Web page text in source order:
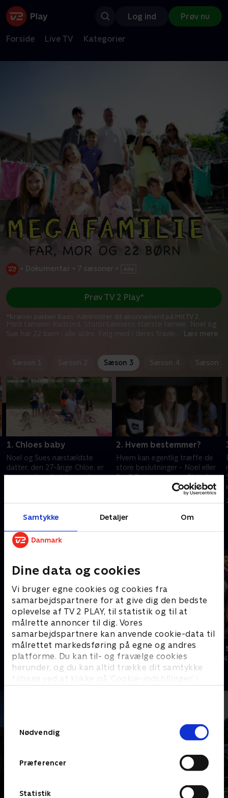
Samtykke Detaljer Om
Dine data og cookies
Vi bruger egne cookies og cookies fra
samarbejdspartnere for at give dig den bedste
oplevelse af TV 2 PLAY, til statistik og til at
målrette annoncer til dig. Vores
samarbejdspartnere kan anvende cookie-data til
målrettet markedsføring på egne og andres
platforme. Du kan til- og fravælge cookies
herunder, og du kan altid trække dit samtykke
tilbage ved at klikke på ’Cookie-indstillinger’ i
Nødvendig
Præferencer
Statistik
Log ind Prøv nu
Forside Live TV Kategorier
• Dokumentar • 7 sæsoner •
Mød familien Radford, Storbritanniens største familie. Noel og
Sue har 22 børn i alle aldre. Følg med i deres travle
Læs mere
Prøv TV 2 Play*
*Kræver pakken Basis. Administrer dit abonnement på Mit TV 2.
Sæson 1 Sæson 3 Sæson 4 Sæson 5
1. Chloes baby
Noel og Sues næstældste
datter, den 27-årige Chloe, er
højgravid og fødslen ender
komme i form.
2. Hvem bestemmer?
Hvem kan egentlig træffe de
store beslutninger - Noel eller
Sue? Det er spørgsmålet, da
Sue ønsker at købe en
familieautocamper - og Noel
IKKE er med på idéen.
Andre så også
Megafamilie - mor, far og 16 børn
Dokumentar • 1 sæsoner
24 timer på
Dokumentar •